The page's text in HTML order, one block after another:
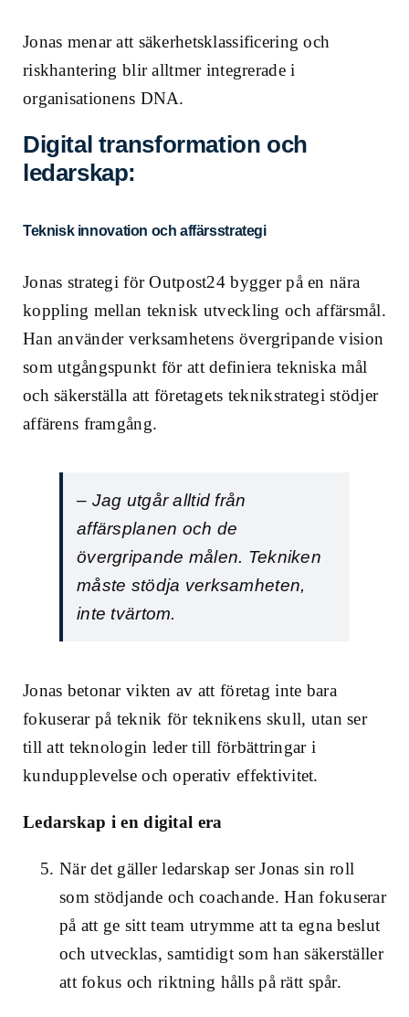
Jonas menar att säkerhetsklassificering och
riskhantering blir alltmer integrerade i
organisationens DNA.
Digital transformation och
ledarskap:
Teknisk innovation och affärsstrategi
Jonas strategi för Outpost24 bygger på en nära
koppling mellan teknisk utveckling och affärsmål.
Han använder verksamhetens övergripande vision
som utgångspunkt för att definiera tekniska mål
och säkerställa att företagets teknikstrategi stödjer
affärens framgång.
– Jag utgår alltid från
affärsplanen och de
övergripande målen. Tekniken
måste stödja verksamheten,
inte tvärtom.
Jonas betonar vikten av att företag inte bara
fokuserar på teknik för teknikens skull, utan ser
till att teknologin leder till förbättringar i
kundupplevelse och operativ effektivitet.
Ledarskap i en digital era
När det gäller ledarskap ser Jonas sin roll
som stödjande och coachande. Han fokuserar
på att ge sitt team utrymme att ta egna beslut
och utvecklas, samtidigt som han säkerställer
att fokus och riktning hålls på rätt spår.